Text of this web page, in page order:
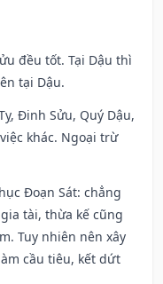
đều tốt. Tại Dậu thì
tại Dậu.
Đinh Sửu, Quý Dậu,
khác. Ngoại trừ
Đoạn Sát: chẳng
tài, thừa kế cũng
Tuy nhiên nên xây
cầu tiêu, kết dứt